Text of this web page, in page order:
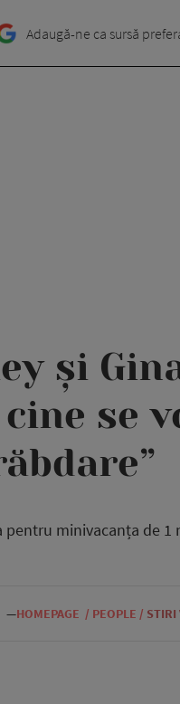
Adaugă-ne ca sursă
și
cine se
minivacanța de 1
—HOMEPAGE / PEOPLE / STIRI